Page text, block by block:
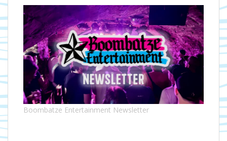
Boombatze Entertainment Newsletter